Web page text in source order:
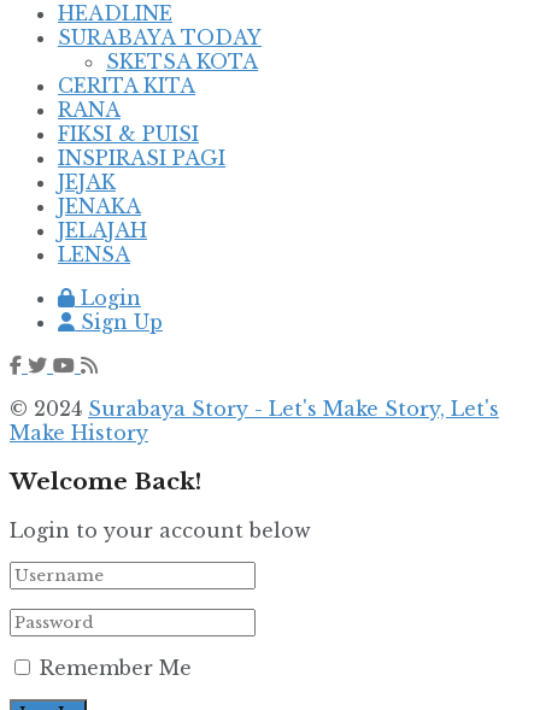
HEADLINE
SURABAYA TODAY
SKETSA KOTA
CERITA KITA
RANA
FIKSI & PUISI
INSPIRASI PAGI
JEJAK
JENAKA
JELAJAH
LENSA
Login
Sign Up
© 2024 Surabaya Story - Let's Make Story, Let's
Make History
Welcome Back!
Login to your account below
Remember Me